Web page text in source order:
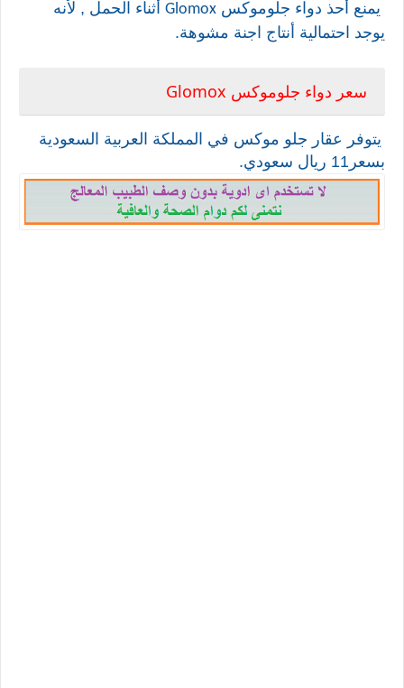
يمنع أحذ دواء جلوموكس Glomox أثناء الحمل , لأنه
يوجد احتمالية أنتاج اجنة مشوهة.
سعر دواء جلوموكس Glomox
يتوفر عقار جلو موكس في المملكة العربية السعودية
بسعر11 ريال سعودي.